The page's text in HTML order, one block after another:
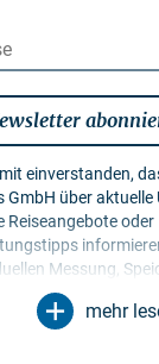
einverstanden,
Urlaubsthemen,
Reiseangebote oder
Messung,
von Öffnungs- und
zu Zwecken
mehr